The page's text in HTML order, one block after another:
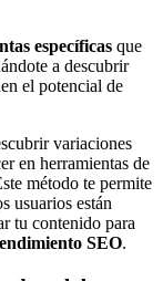
específicas que
a descubrir
el potencial de
variaciones
en herramientas de
método te permite
usuarios están
tu contenido para
SEO.